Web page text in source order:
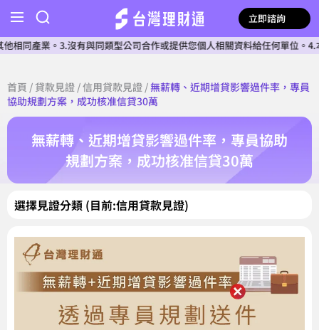
立即諮詢
業。3.沒有與同類型公司合作或提供您個人相關資料給任何單位。4.本公
首頁 / 貸款見證 /信用貸款見證 /無薪轉、近期增貸影響過件率，專員
協助規劃方案，成功核准信貸30萬
無薪轉、近期增貸影響過件率，專員協助
規劃方案，成功核准信貸30萬
選擇見證分類 (目前:信用貸款見證)